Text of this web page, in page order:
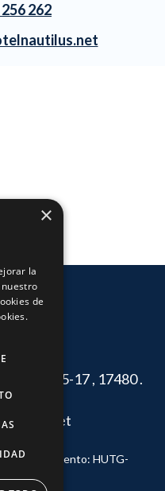
262
15-17 , 17480 .
establecimiento: HUTG-
×
la
de